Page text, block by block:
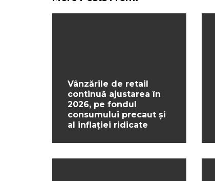
Vânzările de retail
continuă ajustarea în
2026, pe fondul
consumului precaut și
al inflației ridicate